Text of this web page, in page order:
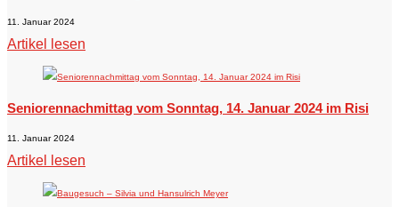
11. Januar 2024
Artikel lesen
Seniorennachmittag vom Sonntag, 14. Januar 2024 im Risi
11. Januar 2024
Artikel lesen